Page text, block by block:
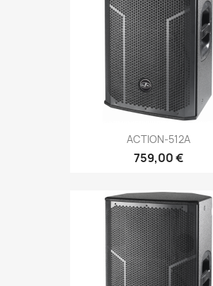
ACTION-512A
759,00 €